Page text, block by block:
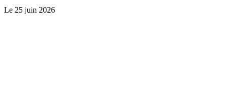
Le 25 juin 2026